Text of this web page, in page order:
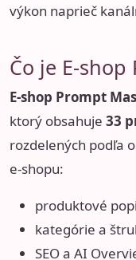
výkon naprieč
Čo je E-
E-shop Prompt
ktorý obsahuje 33
rozdelených podľa
e-shopu:
produktové
kategórie a
SEO a AI